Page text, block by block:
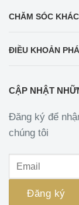
CHĂM SÓC
ĐIỀU KHOẢN
CẬP NHẬT
Đăng ký để
chúng tôi